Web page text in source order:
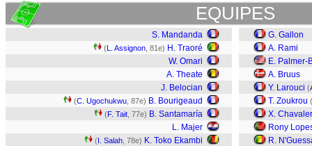
EQUIPES
S. Mandanda
(L. Assignon , 81e) H. Traoré
W. Omari
A. Theate
J. Belocian
(C. Ugochukwu , 87e) B. Bourigeaud
(F. Tait , 77e) B. Santamaría
L. Majer
(I. Salah , 78e) K. Toko Ekambi
G. Gallon
A. Rami
E. Palmer-
A. Bruus
Y. Larouci (
T. Zoukrou (
X.
Rony
R.